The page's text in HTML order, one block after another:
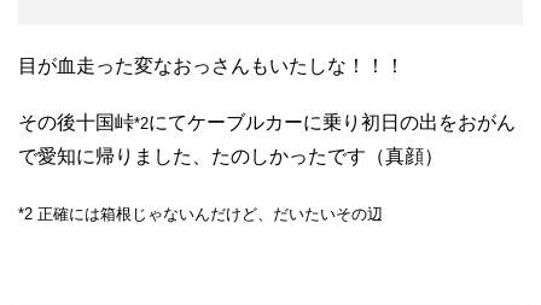
目が血走った変なおっさんもいたしな！！！
その後十国峠*2にてケーブルカーに乗り初日の出をおがん
で愛知に帰りました、たのしかったです（真顔）
*2 正確には箱根じゃないんだけど、だいたいその辺